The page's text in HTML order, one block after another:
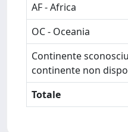
AF - Africa
OC - Oceania
Continente
continente non
Totale